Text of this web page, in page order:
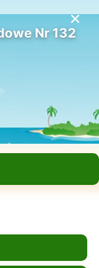
Nr 132
×